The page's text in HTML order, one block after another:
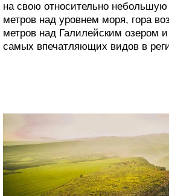
на свою относительно
метров над уровнем моря, гора
метров над Галилейским озером
самых впечатляющих видов в